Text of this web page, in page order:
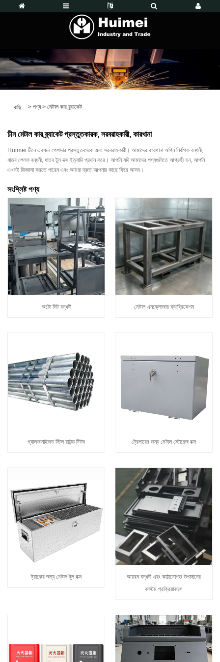
বাড়ি > পণ্য > মেটাল কার ব্র্যাকেট
চীন মেটাল কার ব্র্যাকেট প্রস্তুতকারক, সরবরাহকারী, কারখানা
Huimei চীনে একজন পেশাদার প্রস্তুতকারক এবং সরবরাহকারী। আমাদের কারখানা অগ্নি নির্বাপক বন্ধনী,
ধাতব শেলফ বন্ধনী, ধাতব টুল বক্স ইত্যাদি প্রদান করে। আপনি যদি আমাদের পণ্যগুলিতে আগ্রহী হন, আপনি
এখনই জিজ্ঞাসা করতে পারেন এবং আমরা দ্রুত আপনার কাছে ফিরে আসব।
সংশ্লিষ্ট পণ্য
অটো সিট বন্ধনী মেটাল এনক্লোজার ফ্যাব্রিকেশন
গ্যালভানাইজড স্টিল রাউন্ড টিউব ট্রেলারের জন্য মেটাল স্টোরেজ বক্স
ট্রাকের জন্য মেটাল টুল বক্স
আয়রন বন্ধনী এবং কাঠামোগত উপাদানের
কাস্টম প্রক্রিয়াকরণ